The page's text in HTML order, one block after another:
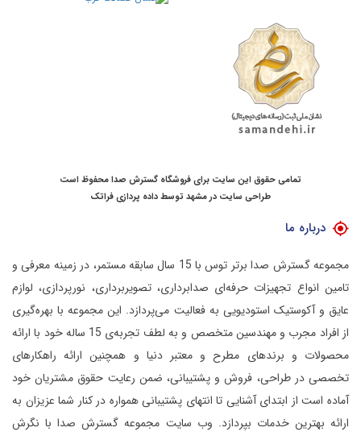
تمامی حقوق این سایت برای فروشگاه گسترش صدا محفوظ است
طراحی سایت در مشهد توسطداده پردازی فراتک
درباره ما
مجموعه گسترش صدا برتر توس با 15 سال سابقه مستمر، در زمینه معرفی و
تامین انواع تجهیزات حرفه‌ای صدابرداری، تصویربرداری، نورپردازی، لوازم
عایق و آکوستیک استودیویی به فعالیت می‌پردازد. این مجموعه با بهره‌گیری
از افراد مجرب و مهندسین متخصص و به لطف تجربه‌ی 15 ساله خود با ارائه
محصولات و برندهای مطرح و معتبر دنیا و همچنین ارائه راهکارهای
تخصصی در طراحی، فروش و پشتیبانی، ضمن رعایت حقوق مشتریان خود
آماده است از ابتدای آشنایی تا انتهای پشتیبانی همواره در کنار شما عزیزان به
ارائه بهترین خدمات بپردازد. وب سایت مجموعه گسترش صدا با نگرش